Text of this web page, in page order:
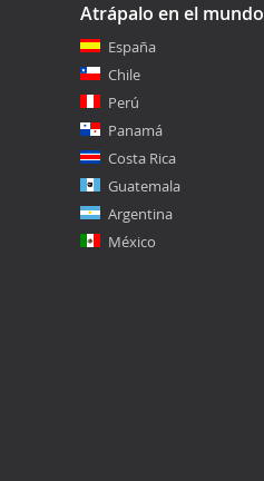
Atrápalo en el mundo
España
Chile
Perú
Panamá
Costa Rica
Guatemala
Argentina
México